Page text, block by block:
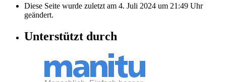
Diese Seite wurde zuletzt am 4. Juli 2024 um 21:49 Uhr
geändert.
Unterstützt durch